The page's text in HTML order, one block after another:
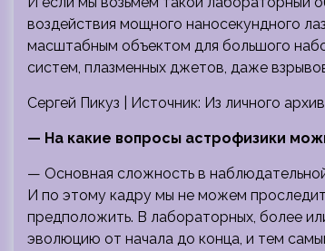
воздействия мощного наносекундного
масштабным объектом для большого
систем, плазменных джетов, даже
Сергей Пикуз | Источник: Из личного
— На какие вопросы астрофизики
— Основная сложность в
И по этому кадру мы не можем
предположить. В лабораторных, более
эволюцию от начала до конца, и тем